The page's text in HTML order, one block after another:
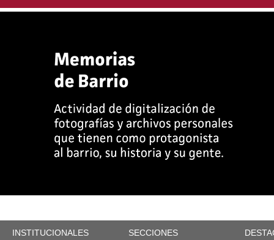
INSTITUCIONALES SECCIONES